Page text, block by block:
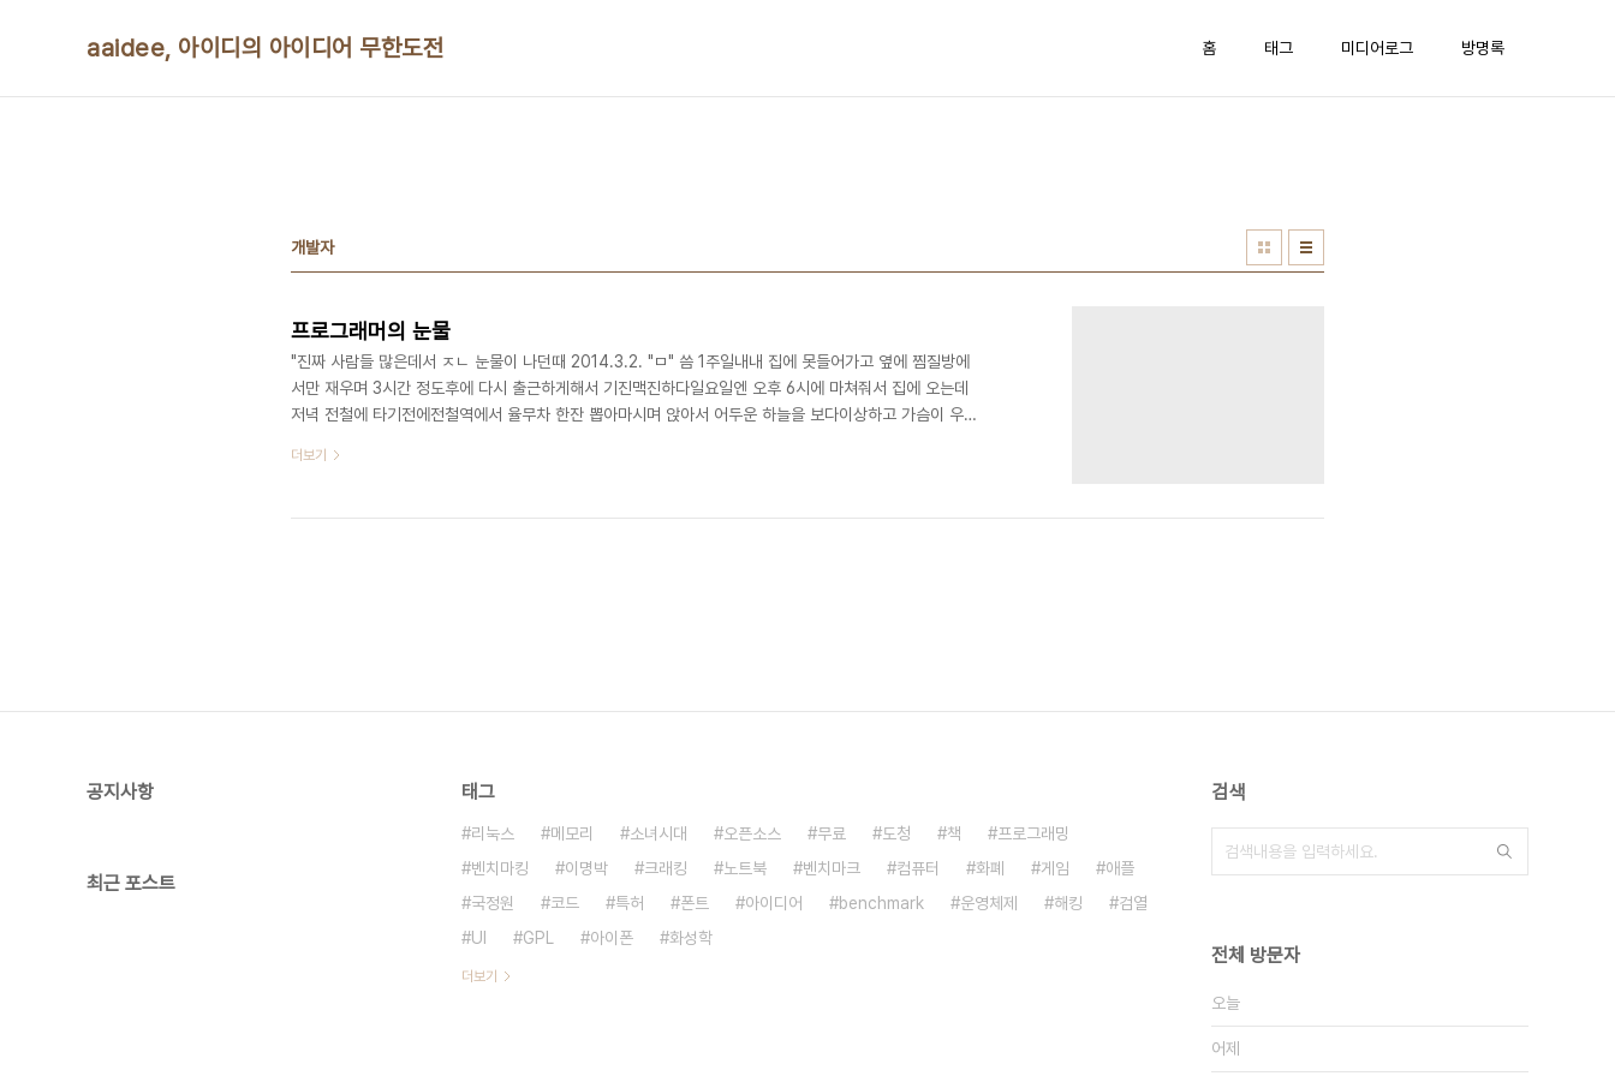
aaidee, 아이디의 아이디어 무한도전 홈 태그 미디어로그 방명록
개발자
프로그래머의 눈물
"진짜 사람들 많은데서 ㅈㄴ 눈물이 나던때 2014.3.2. "ㅁ" 씀 1주일내내 집에 못들어가고 옆에 찜질방에
서만 재우며 3시간 정도후에 다시 출근하게해서 기진맥진하다일요일엔 오후 6시에 마쳐줘서 집에 오는데
저녁 전철에 타기전에전철역에서 율무차 한잔 뽑아마시며 앉아서 어두운 하늘을 보다이상하고 가슴이 우글
타고 30분동안 눈물 닦고 말리고 감정 추스리다 전철 타는데진짜 미치겠더라그날 기진맥진한 정신과 몸으
근해서 찜질방 회사 찜질방 회사 이 생활 반복될거같으니진짜 절망감에 미치도록 울었다이게과연 인간 사
더보기
공지사항
최근 포스트
태그
리눅스 메모리 소녀시대 오픈소스 무료 도청 책
프로그래밍
벤치마킹
이명박 크래킹 노트북 벤치마크 컴퓨터 화폐 게임
애플
국정원
코드 특허 폰트 아이디어 benchmark 운영체제 해킹
검열
UI
GPL 아이폰 화성학
더보기
검색
전체 방문자
오늘
어제